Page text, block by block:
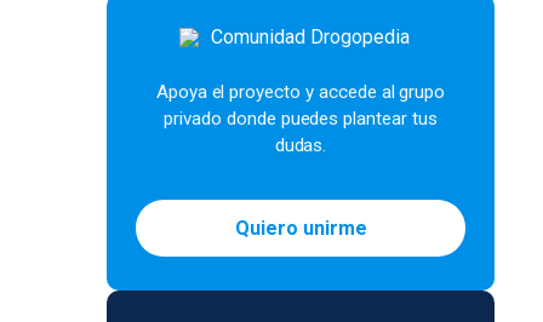
Apoya el proyecto y accede al grupo
privado donde puedes plantear tus
dudas.
Quiero unirme